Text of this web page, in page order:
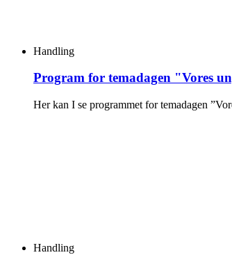
Handling
Program for temadagen "Vores
Her kan I se programmet for temadagen
Handling